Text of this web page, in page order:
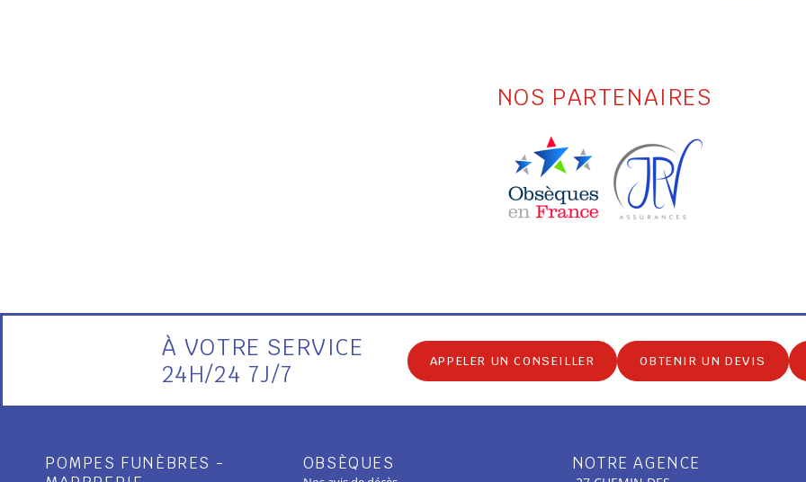
NOS PARTENAIRES
À VOTRE SERVICE
24H/24 7J/7
APPELER UN CONSEILLER OBTENIR UN DEVIS
POMPES FUNÈBRES -
OBSÈQUES NOTRE AGENCE